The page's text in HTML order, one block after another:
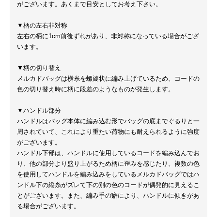
がございます。あくまで目安としてお考え下さい。
▼柄の左右非対称
左右の柄に1cm前後ずれがあり、非対称になっている場合がござ
います。
▼柄の切り替え
メルカドバッグは横糸を螺旋状に編み上げているため、コードの
色の切り替え時に柄に段差のようなものが発生します。
▼ハンドル部分
ハンドルはバッグ本体に編み込む形でバッグの底までぐるりと一
周されていて、これにより重たい荷物にも耐えられるように強度
がございます。
ハンドル下部は、ハンドルに使用しているコードを編み込んでお
り、他の部分より盛り上がるため柄に歪みを感じたり、複数の色
を使用してハンドルを編み込みをしているメルカドバッグではハ
ンドル下の縦糸がズレて下の別の色のコードが偶発的に見えるこ
とがございます。また、編み手の癖により、ハンドルに傾きがあ
る場合がございます。